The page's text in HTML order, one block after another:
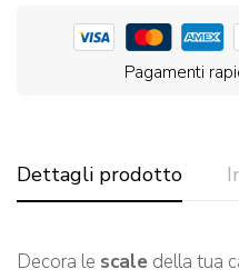
Pagamenti
Dettagli prodotto
Decora le scale della tua